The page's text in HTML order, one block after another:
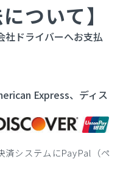
ついて】
社ドライバーへお支払
Express、ディス
済システムにPayPal（ペ